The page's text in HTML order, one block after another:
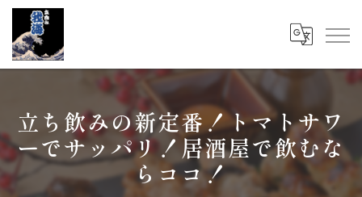
立ち飲みの新定番！トマトサワ
ーでサッパリ！居酒屋で飲むな
らココ！